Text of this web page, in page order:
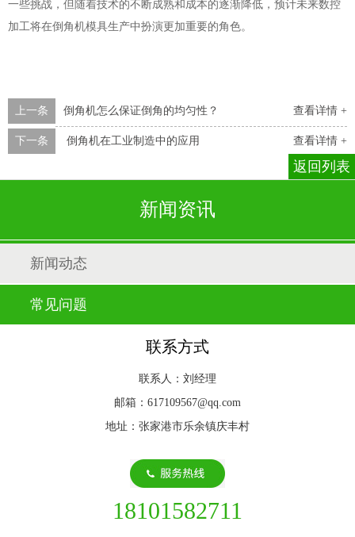
一些挑战，但随着技术的不断成熟和成本的逐渐降低，预计未来数控
加工将在倒角机模具生产中扮演更加重要的角色。
查看详情 +
上一条 倒角机怎么保证倒角的均匀性？
查看详情 +
下一条 倒角机在工业制造中的应用
返回列表
新闻资讯
新闻动态
常见问题
联系方式
联系人：刘经理
邮箱：617109567@qq.com
地址：张家港市乐余镇庆丰村
18101582711